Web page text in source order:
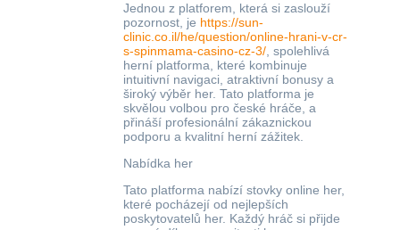
Jednou z platforem, která si zaslouží
pozornost, je https://sun-
clinic.co.il/he/question/online-hrani-v-cr-
s-spinmama-casino-cz-3/ , spolehlivá
herní platforma, které kombinuje
intuitivní navigaci, atraktivní bonusy a
široký výběr her. Tato platforma je
skvělou volbou pro české hráče, a
přináší profesionální zákaznickou
podporu a kvalitní herní zážitek.
Nabídka her
Tato platforma nabízí stovky online her,
které pocházejí od nejlepších
poskytovatelů her. Každý hráč si přijde